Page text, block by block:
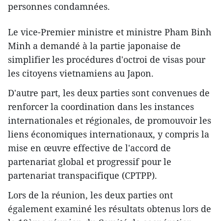
personnes condamnées.
Le vice-Premier ministre et ministre Pham Binh
Minh a demandé à la partie japonaise de
simplifier les procédures d'octroi de visas pour
les citoyens vietnamiens au Japon.
D'autre part, les deux parties sont convenues de
renforcer la coordination dans les instances
internationales et régionales, de promouvoir les
liens économiques internationaux, y compris la
mise en œuvre effective de l'accord de
partenariat global et progressif pour le
partenariat transpacifique (CPTPP).
Lors de la réunion, les deux parties ont
également examiné les résultats obtenus lors de